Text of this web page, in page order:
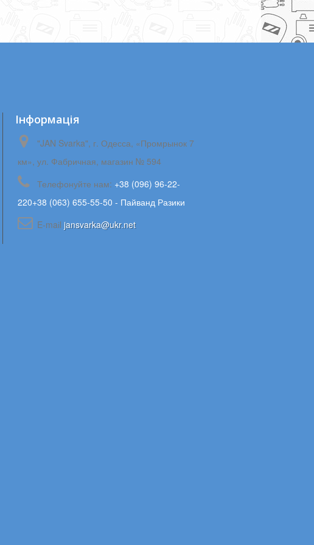
Iнформація
"JAN Svarka", г. Одесса, «Промрынок 7
км», ул. Фабричная, магазин № 594
Телефонуйте нам: +38 (096) 96-22-
220+38 (063) 655-55-50 - Пайванд Разики
E-maіl jansvarka@ukr.net